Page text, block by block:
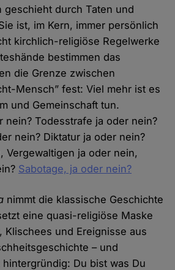
geschieht durch Taten und
ist, im Kern, immer persönlich
kirchlich-religiöse Regelwerke
bestimmen das
die Grenze zwischen
Mensch” fest: Viel mehr ist es
und Gemeinschaft tun.
nein? Todesstrafe ja oder nein?
nein? Diktatur ja oder nein?
Vergewaltigen ja oder nein,
Sabotage, ja oder nein?
nimmt die klassische Geschichte
eine quasi-religiöse Maske
Klischees und Ereignisse aus
– und
Du bist was Du